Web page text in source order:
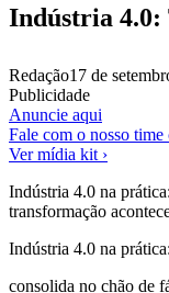
Indústria 4.0:
Redação17 de
Publicidade
Anuncie aqui
Fale com o nosso time
Ver mídia kit ›
Indústria 4.0 na
transformação
Indústria 4.0 na
consolida no chão de